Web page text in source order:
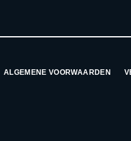
ALGEMENE VOORWAARDEN